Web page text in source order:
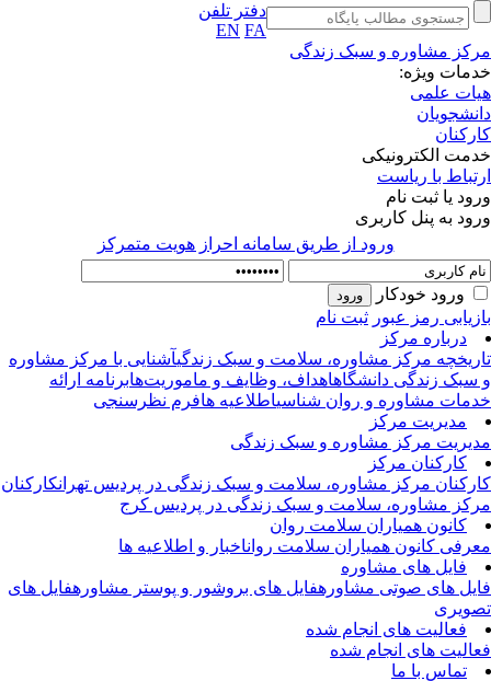
دفتر تلفن
EN FA
مشاوره و سبک زندگی
ویژه:
علمی
الکترونیکی
با ریاست
یا ثبت نام
به پنل کاربری
ورود از طريق سامانه احراز هويت متمركز
ورود خودکار
رمز عبور ثبت نام
درباره مرکز
مرکز مشاوره، سلامت و سبک زندگیآشنایی با مرکز مشاوره
زندگی دانشگاهاهداف، وظایف و ماموریت‌هابرنامه ارائه
مشاوره و روان شناسیاطلاعیه هافرم نظرسنجی
مدیریت مرکز
مرکز مشاوره و سبک زندگی
کارکنان مرکز
مرکز مشاوره، سلامت و سبک زندگی در پردیس تهران کارکنان
مشاوره، سلامت و سبک زندگی در پردیس کرج
کانون همیاران سلامت روان
کانون همیاران سلامت رواناخبار و اطلاعیه ها
فایل های مشاوره
های صوتی مشاوره فایل های بروشور و پوستر مشاوره فایل های
فعالیت های انجام شده
های انجام شده
تماس با ما